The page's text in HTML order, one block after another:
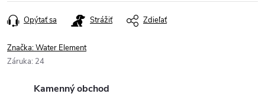
Opýtať sa Strážiť Zdieľať
Značka:Water Element
Záruka: 24
Kamenný obchod